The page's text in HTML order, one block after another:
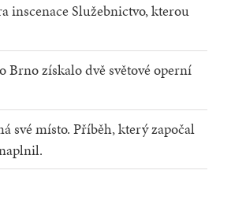
inscenace Služebnictvo, kterou
Brno získalo dvě světové operní
své místo. Příběh, který započal